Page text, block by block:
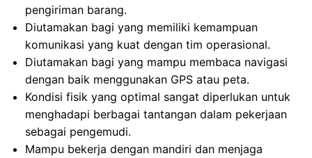
pengiriman barang.
Diutamakan bagi yang memiliki kemampuan
komunikasi yang kuat dengan tim operasional.
Diutamakan bagi yang mampu membaca navigasi
dengan baik menggunakan GPS atau peta.
Kondisi fisik yang optimal sangat diperlukan untuk
menghadapi berbagai tantangan dalam pekerjaan
sebagai pengemudi.
Mampu bekerja dengan mandiri dan menjaga